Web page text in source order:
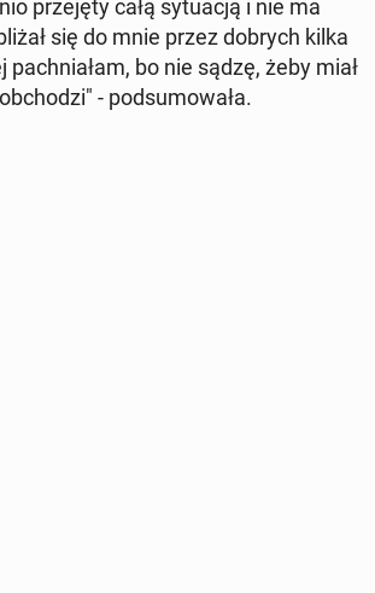
prze­ję­ty całą sy­tu­acją i nie ma
się do mnie przez dobrych kilka
bo nie sądzę, żeby miał
- pod­su­mo­wa­ła.